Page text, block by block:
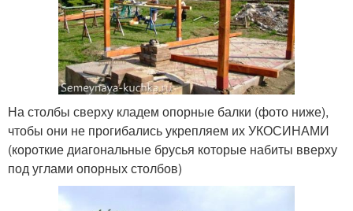
На столбы сверху кладем опорные балки (фото ниже),
чтобы они не прогибались укрепляем их УКОСИНАМИ
(короткие диагональные брусья которые набиты вверху
под углами опорных столбов)